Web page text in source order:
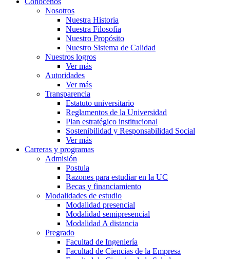
Nosotros
Nuestra Historia
Nuestra Filosofía
Nuestro Propósito
Nuestro Sistema de Calidad
Nuestros logros
Ver más
Autoridades
Ver más
Transparencia
Estatuto universitario
Reglamentos de la Universidad
Plan estratégico institucional
Sostenibilidad y Responsabilidad Social
Ver más
Carreras y programas
Admisión
Postula
Razones para estudiar en la UC
Becas y financiamiento
Modalidades de estudio
Modalidad presencial
Modalidad semipresencial
Modalidad A distancia
Pregrado
Facultad de Ingeniería
Facultad de Ciencias de la Empresa